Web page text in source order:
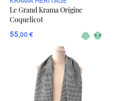
Le Grand Krama Origine
Coquelicot
55,00 €